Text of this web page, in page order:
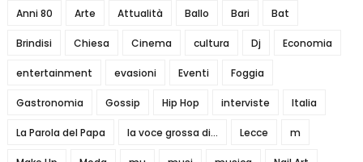
Anni 80 Arte Attualità Ballo Bari Bat
Brindisi Chiesa Cinema cultura Dj Economia
entertainment evasioni Eventi Foggia
Gastronomia Gossip Hip Hop interviste Italia
La Parola del Papa la voce grossa di... Lecce m